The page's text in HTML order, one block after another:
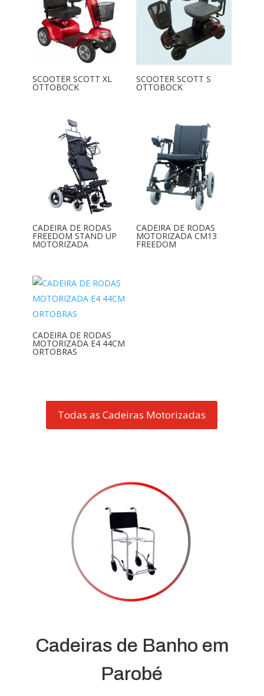
SCOOTER SCOTT XL
OTTOBOCK
SCOOTER SCOTT S
OTTOBOCK
CADEIRA DE RODAS
FREEDOM STAND UP
MOTORIZADA
CADEIRA DE RODAS
MOTORIZADA CM13
FREEDOM
CADEIRA DE RODAS
MOTORIZADA E4 44CM
ORTOBRAS
Todas as Cadeiras Motorizadas
Cadeiras de Banho em
Parobé